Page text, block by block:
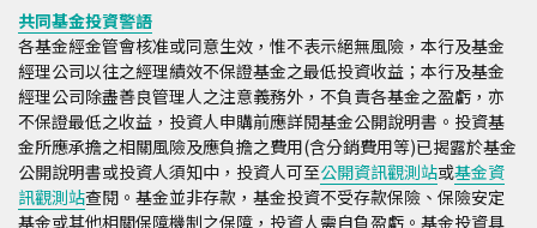
共同基金投資警語
各基金經金管會核准或同意生效，惟不表示絕無風險，本行及基金
經理公司以往之經理績效不保證基金之最低投資收益；本行及基金
經理公司除盡善良管理人之注意義務外，不負責各基金之盈虧，亦
不保證最低之收益，投資人申購前應詳閱基金公開說明書。投資基
金所應承擔之相關風險及應負擔之費用(含分銷費用等)已揭露於基金
公開說明書或投資人須知中，投資人可至公開資訊觀測站或基金資
訊觀測站查閱。基金並非存款，基金投資不受存款保險、保險安定
基金或其他相關保障機制之保障，投資人需自負盈虧。基金投資具